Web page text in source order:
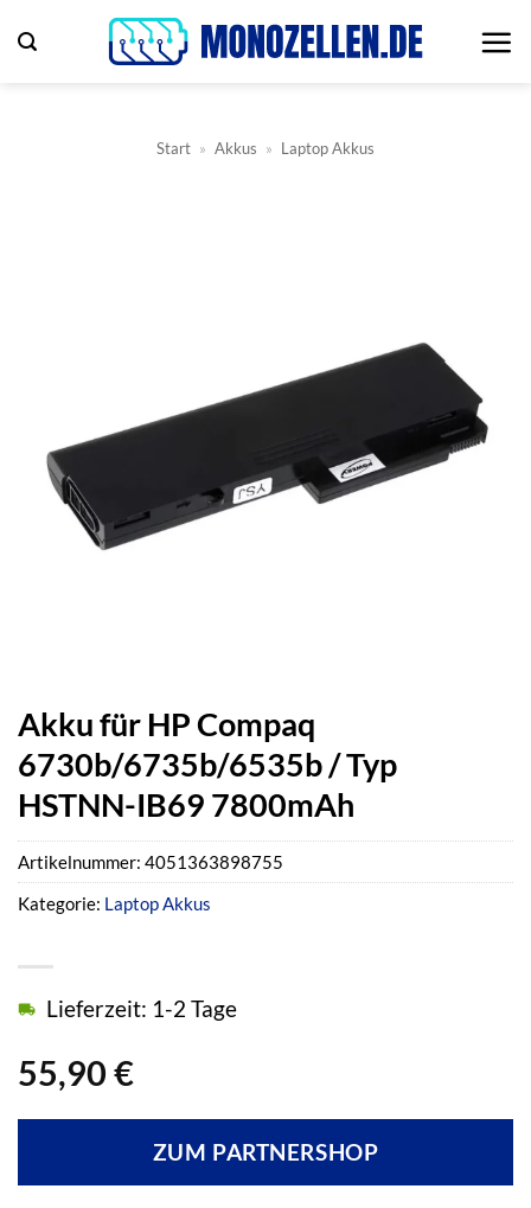
Inhalt
Start » Akkus » Laptop Akkus
Akku für HP Compaq
6730b/6735b/6535b / Typ
HSTNN-IB69 7800mAh
55,90 €
Lieferzeit: 1-2 Tage
ZUM PARTNERSHOP
Artikelnummer: 4051363898755
Kategorie: Laptop Akkus